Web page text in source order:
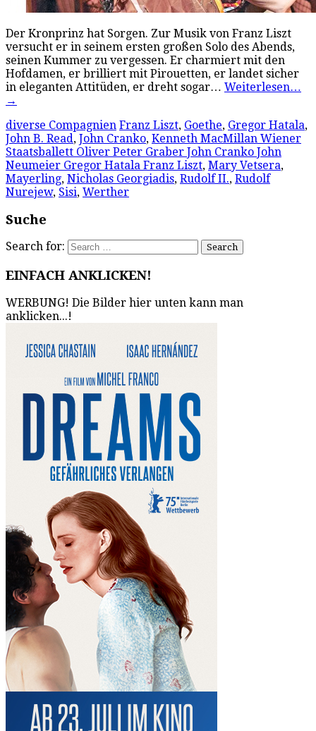
Der Kronprinz hat Sorgen. Zur Musik von Franz Liszt
versucht er in seinem ersten großen Solo des Abends,
seinen Kummer zu vergessen. Er charmiert mit den
Hofdamen, er brilliert mit Pirouetten, er landet sicher
in eleganten Attitüden, er dreht sogar… Weiterlesen…
→
diverse Compagnien Franz Liszt, Goethe, Gregor Hatala,
John B. Read, John Cranko, Kenneth MacMillan Wiener
Staatsballett Oliver Peter Graber John Cranko John
Neumeier Gregor Hatala Franz Liszt, Mary Vetsera,
Mayerling, Nicholas Georgiadis, Rudolf II., Rudolf
Nurejew, Sisi, Werther
Suche
Search for:
EINFACH ANKLICKEN!
WERBUNG! Die Bilder hier unten kann man
anklicken...!